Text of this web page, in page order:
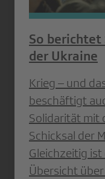
So berichtet
der Ukraine
Krieg – und
beschäftigt
Solidarität mit
Schicksal der
Gleichzeitig
Übersicht